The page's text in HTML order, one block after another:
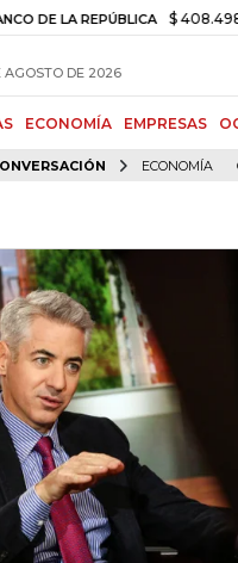
REPÚBLICA $ 408.498,97 +$
AGOSTO DE 2026
ECONOMÍA EMPRESAS
ECONOMÍA